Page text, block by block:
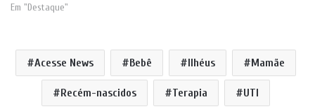
Em "Destaque"
Acesse News Bebê Ilhéus Mamãe
Recém-nascidos Terapia UTI